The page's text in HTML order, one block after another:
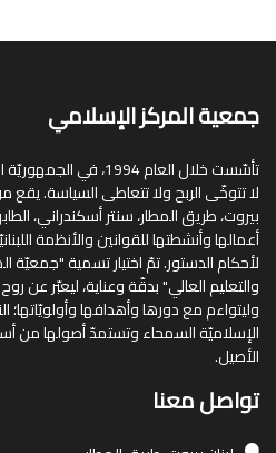
جمعية المركز الإسلامي
تأسّست خلال العام 1994،
لا تتوخّى الربح ولا تتعاطى السياسة. يقع
بيروت، طريق المطار، سنتر أسكندراني،
أعمالها وأنشطتها للقوانين والأنظمة
لأحكام الدستور. تمّ اختيار تسمية "جمعيّة
والتعليم العالي" بدقّة وعناية، ليعبّر عن
وليتواءم مع دورها وأهدافها وأولويّاتها؛
الإسلاميّة السمحاء وتستمدّ أصولها من
الأصيل.
تواصل معنا